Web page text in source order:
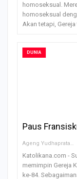
homoseksual.
homoseksual
Akan tetapi,
DUNIA
Paus
Ageng Yudhapratama
Katolikana.com -
memimpin Gereja
ke-84.